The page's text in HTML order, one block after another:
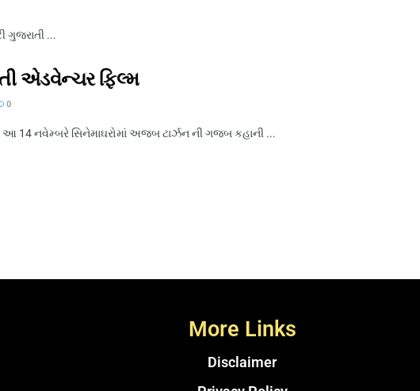
ગુજરાતી ...
એડવેન્ચર ફિલ્મ
0
14 નવેમ્બરે સિનેમાઘરોમાં અજબ ટાર્ઝન ની ગજબ કહાની ...
More Links
Disclaimer